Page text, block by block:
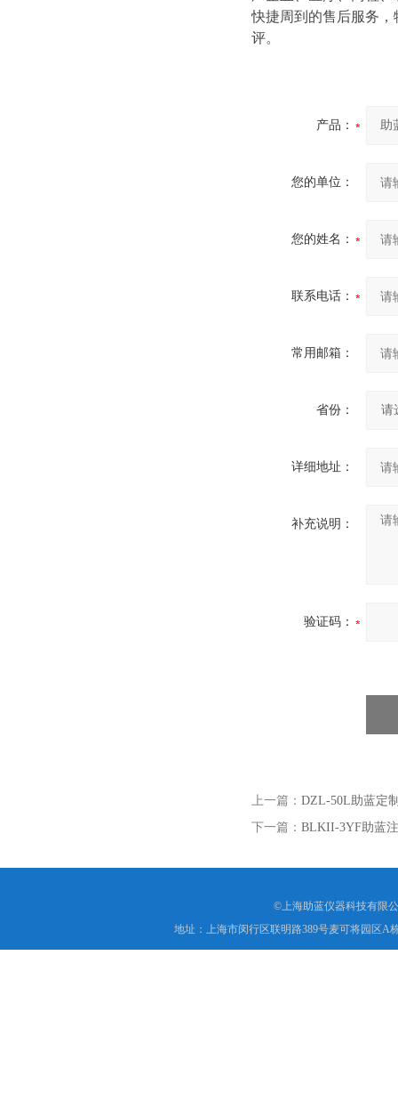
快捷周到的售后服务
评。
产品：
您的单位：
您的姓名：
联系电话：
常用邮箱：
省份：
详细地址：
补充说明：
验证码：
上一篇： DZL-50L助蓝定
下一篇： BLKII-3YF助蓝
©上海助蓝仪器科技有限
地址：上海市闵行区联明路389号麦可将园区A